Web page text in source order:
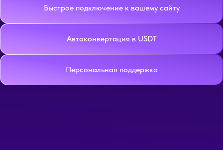
Быстрое подключение к вашему сайту
Автоконвертация в USDT
Персональная поддержка